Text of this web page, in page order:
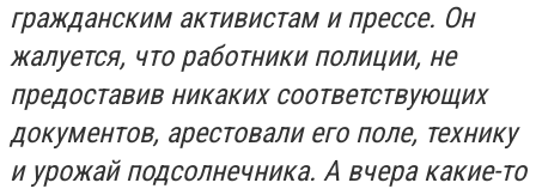
гражданским активистам и прессе. Он
жалуется, что работники полиции, не
предоставив никаких соответствующих
документов, арестовали его поле, технику
и урожай подсолнечника. А вчера какие-то